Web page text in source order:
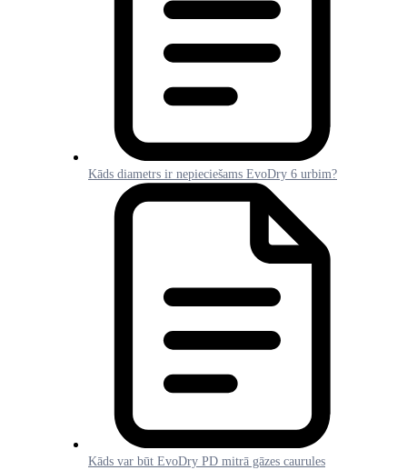
Kāds diametrs ir nepieciešams EvoDry 6 urbim?
Kāds var būt EvoDry PD mitrā gāzes caurules